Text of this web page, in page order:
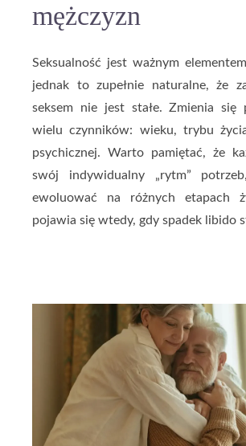
mężczyzn
Seksualność jest ważnym
jednak to zupełnie naturalne, że
seksem nie jest stałe. Zmienia się
wielu czynników: wieku, trybu
psychicznej. Warto pamiętać, że
swój indywidualny „rytm”
ewoluować na różnych etapach
pojawia się wtedy, gdy spadek libido